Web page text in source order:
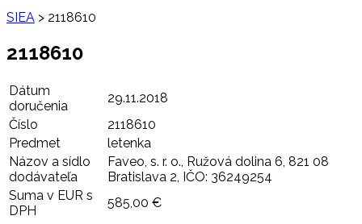
SIEA > 2118610
2118610
Dátum
doručenia
29.11.2018
Číslo
2118610
Predmet
letenka
Názov a sídlo
dodávateľa
Faveo, s. r. o., Ružová dolina 6, 821 08
Bratislava 2, IČO: 36249254
Suma v EUR s
DPH
585,00 €